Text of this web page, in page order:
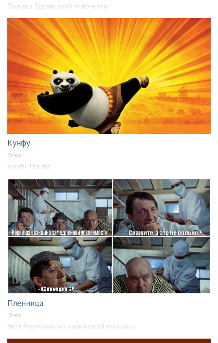
Однако Здравствуйте приколы
Кунфу
Юмор
Кунфу Панда
Пленница
Юмор
Укол Моргунову из кавказской пленницы